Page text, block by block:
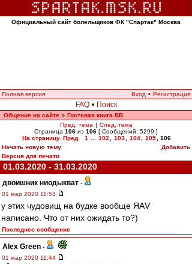
Официальный сайт болельщиков ФК "Спартак" Москва
Полная версия Вход • Регистрация
FAQ • Поиск
Общение на сайте » Гостевая книга ВВ
Пред. тема | След. тема
Страница 106 из 106 [ Сообщений: 5299 ]
На страницу Пред. 1 102 103 104 105
106
Начать новую тему
Добавить
Версия для печати
01.03.2020 - 31.03.2020
двоишник ниодыкват -
01 мар 2020 11:53
у этих чудовищ на будке вообще ЯАV
написано. Что от них ожидать то?)
Последнее сообщение
Alex Green -
01 мар 2020 11:44